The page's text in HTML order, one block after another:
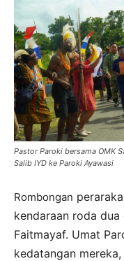
Pastor Paroki bersama OMK
Salib IYD ke Paroki Ayawasi
Rombongan
kendaraan roda
Faitmayaf. Umat
kedatangan